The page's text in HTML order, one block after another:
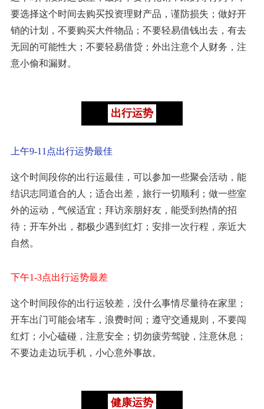
要选择这个时间去购买投资理财产品，谨防损失；做好开
销的计划，不要购买大件物品；不要轻易借钱出去，有去
无回的可能性大；不要轻易借贷；外出注意个人财务，注
意小偷和漏财。
出行运势
上午9-11点出行运势最佳
这个时间段你的出行运最佳，可以参加一些聚会活动，能
结识志同道合的人；适合出差，旅行一切顺利；做一些室
外的运动，气候适宜；拜访亲朋好友，能受到热情的招
待；开车外出，都极少遇到红灯；安排一次行程，亲近大
自然。
下午1-3点出行运势最差
这个时间段你的出行运较差，没什么事情尽量待在家里；
开车出门可能会堵车，浪费时间；遵守交通规则，不要闯
红灯；小心磕碰，注意安全；切勿疲劳驾驶，注意休息；
不要边走边玩手机，小心意外事故。
健康运势